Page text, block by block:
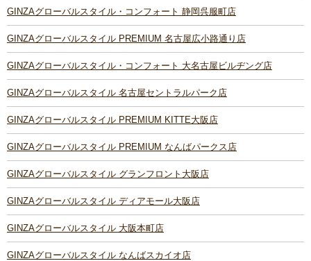
GINZAグローバルスタイル・コンフォート 静岡呉服町店
GINZAグローバルスタイル PREMIUM 名古屋広小路通り店
GINZAグローバルスタイル・コンフォート 大名古屋ビルヂング店
GINZAグローバルスタイル 名古屋セントラルパーク店
GINZAグローバルスタイル PREMIUM KITTE大阪店
GINZAグローバルスタイル PREMIUM なんばパークス店
GINZAグローバルスタイル グランフロント大阪店
GINZAグローバルスタイル ディアモール大阪店
GINZAグローバルスタイル 大阪本町店
GINZAグローバルスタイル なんばスカイオ店